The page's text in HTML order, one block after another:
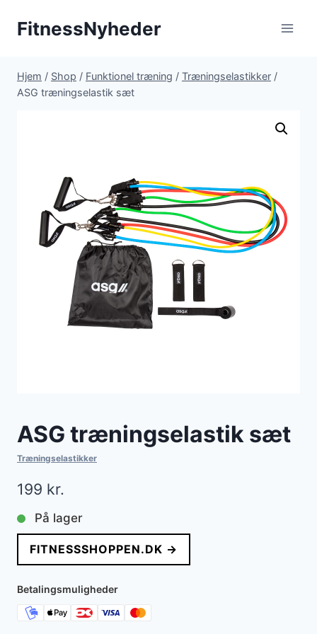
FitnessNyheder
Hjem / Shop / Funktionel træning / Træningselastikker /
ASG træningselastik sæt
ASG træningselastik sæt
Træningselastikker
199 kr.
På lager
FITNESSSHOPPEN.DK →
Betalingsmuligheder